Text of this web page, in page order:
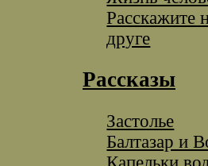
Расскажите
друге
Рассказы
Застолье
Балтазар и